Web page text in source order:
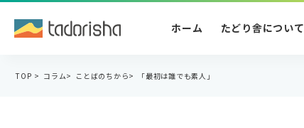
ホーム たどり舎について
TOP > コラム> ことばのちから> 「最初は誰でも素人」